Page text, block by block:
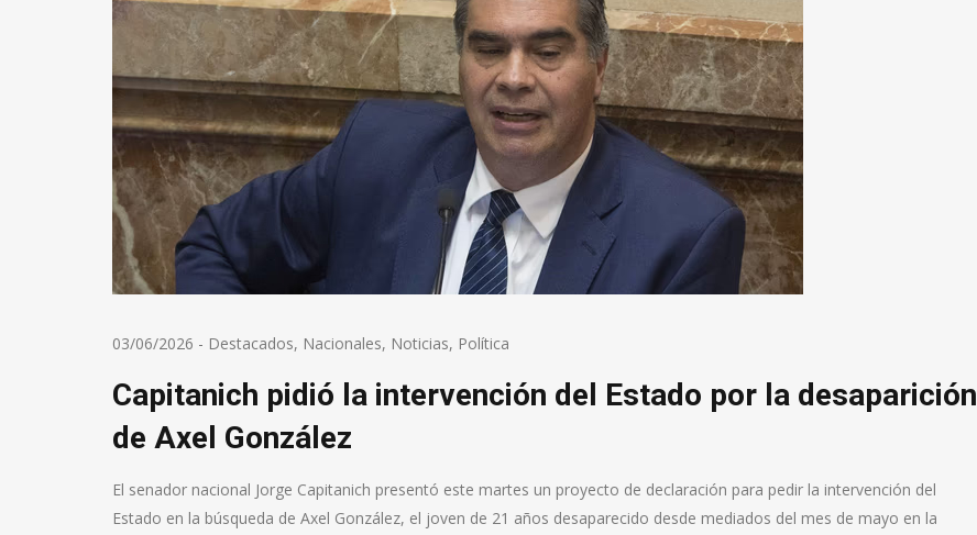
03/06/2026 - Destacados, Nacionales, Noticias, Política
Capitanich pidió la intervención del Estado por la desaparición
de Axel González
El senador nacional Jorge Capitanich presentó este martes un proyecto de declaración para pedir la intervención del
Estado en la búsqueda de Axel González, el joven de 21 años desaparecido desde mediados del mes de mayo en la